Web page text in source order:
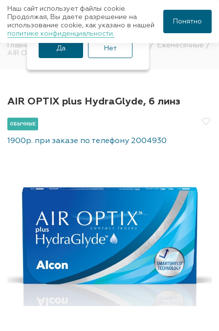
Главная Контактные линзы Обычные
Ежемесячные
AIR OPTIX
AIR OPTIX plus HydraGlyde, 6 линз
ОБЫЧНЫЕ
1900р. при заказе по телефону 2004930
Ваш город Санкт-
Петербург?
Да Нет
Наш сайт использует файлы cookie.
Продолжая, Вы даете разрешение на
использование cookie, как указано в нашей
политике конфиденциальности.
Понятно